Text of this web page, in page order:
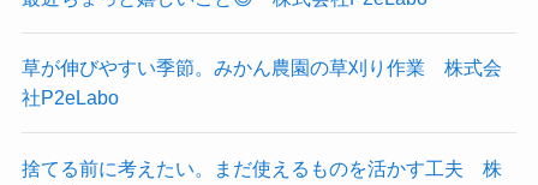
草が伸びやすい季節。みかん農園の草刈り作業 株式会
社P2eLabo
捨てる前に考えたい。まだ使えるものを活かす工夫 株